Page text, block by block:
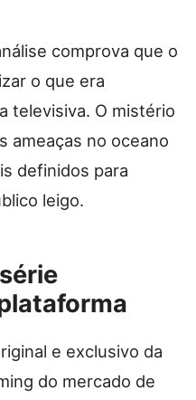
comprova que o
o que era
televisiva. O mistério
ameaças no oceano
definidos para
leigo.
e exclusivo da
do mercado de